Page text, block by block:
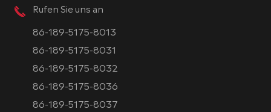
Rufen Sie uns an
86-189-5175-8013
86-189-5175-8031
86-189-5175-8032
86-189-5175-8036
86-189-5175-8037